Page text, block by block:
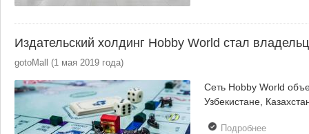
хенд
Издательский холдинг Hobby World стал
gotoMall (1 мая 2019 года)
Сеть Hobby World
Узбекистане,
Подробнеео